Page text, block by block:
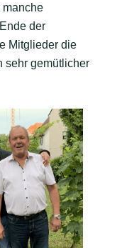
manche
der
Mitglieder die
sehr gemütlicher